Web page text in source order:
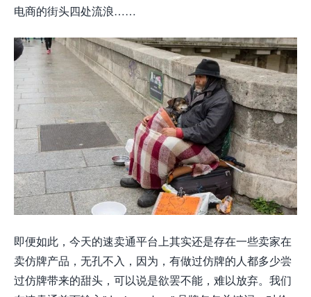
电商的街头四处流浪……
即便如此，今天的速卖通平台上其实还是存在一些卖家在
卖仿牌产品，无孔不入，因为，有做过仿牌的人都多少尝
过仿牌带来的甜头，可以说是欲罢不能，难以放弃。我们